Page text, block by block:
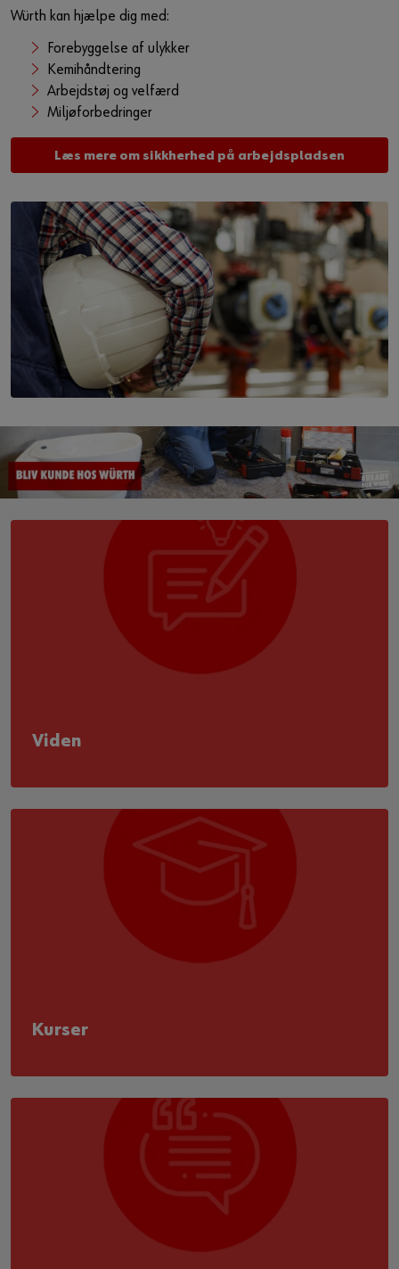
Würth kan hjælpe dig med:
Forebyggelse af ulykker
Kemihåndtering
Arbejdstøj og velfærd
Miljøforbedringer
Læs mere om sikkherhed på arbejdspladsen
Viden
Kurser